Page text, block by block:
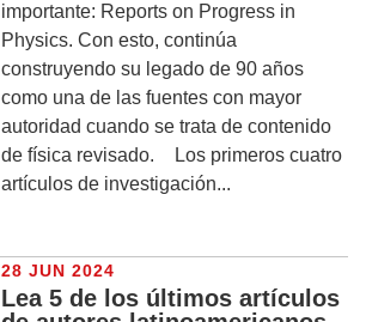
importante: Reports on Progress in
Physics. Con esto, continúa
construyendo su legado de 90 años
como una de las fuentes con mayor
autoridad cuando se trata de contenido
de física revisado. Los primeros cuatro
artículos de investigación...
28 JUN 2024
Lea 5 de los últimos artículos